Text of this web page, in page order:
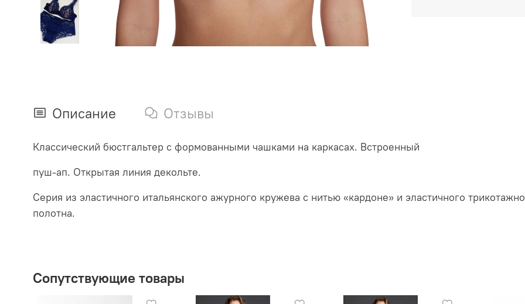
Описание Отзывы
Классический бюстгальтер с формованными чашками на каркасах. Встроенный
пуш-ап. Открытая линия декольте.
Серия из эластичного итальянского ажурного кружева с нитью «кардоне» и эластичного
полотна.
Сопутствующие товары